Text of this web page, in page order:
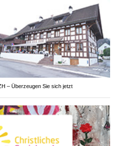
– Überzeugen Sie sich jetzt